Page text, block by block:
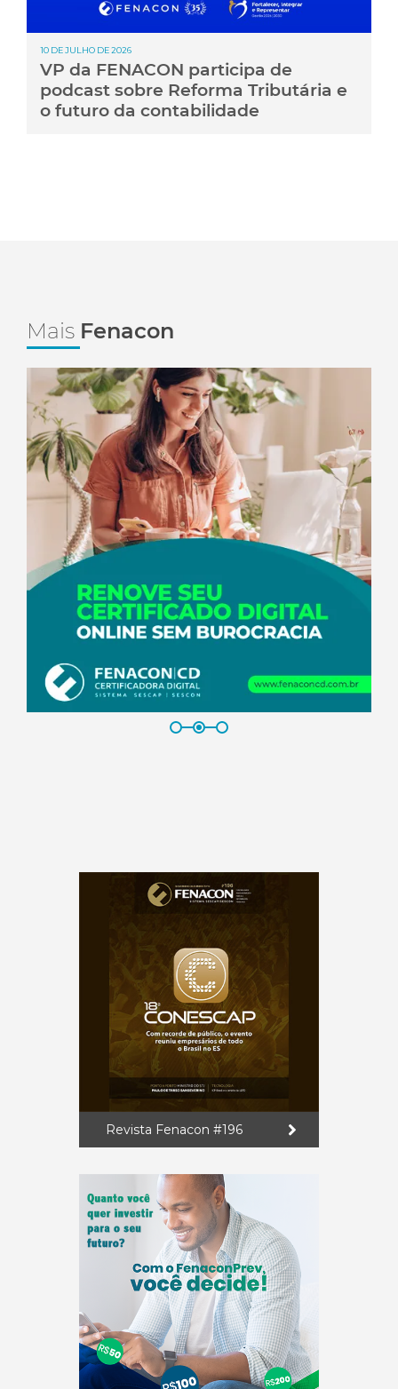
10 DE JULHO DE 2026
VP da FENACON participa de
podcast sobre Reforma Tributária e
o futuro da contabilidade
Mais Fenacon
Revista Fenacon #196